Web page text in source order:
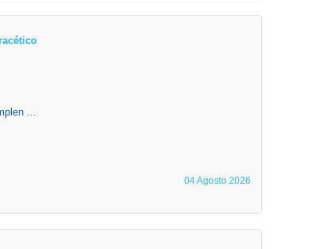
...
04 Agosto 2026